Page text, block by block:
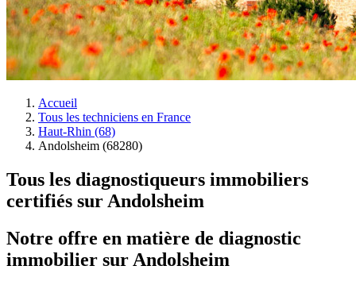
Accueil
Tous les techniciens en France
Haut-Rhin (68)
Andolsheim (68280)
Tous les diagnostiqueurs immobiliers
certifiés sur Andolsheim
Notre offre en matière de diagnostic
immobilier sur Andolsheim